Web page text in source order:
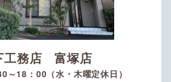
工務店 富塚店
～18：00（水・木曜定休日）